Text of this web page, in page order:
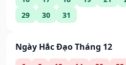
29
30 31
Ngày Hắc Đạo Tháng 12